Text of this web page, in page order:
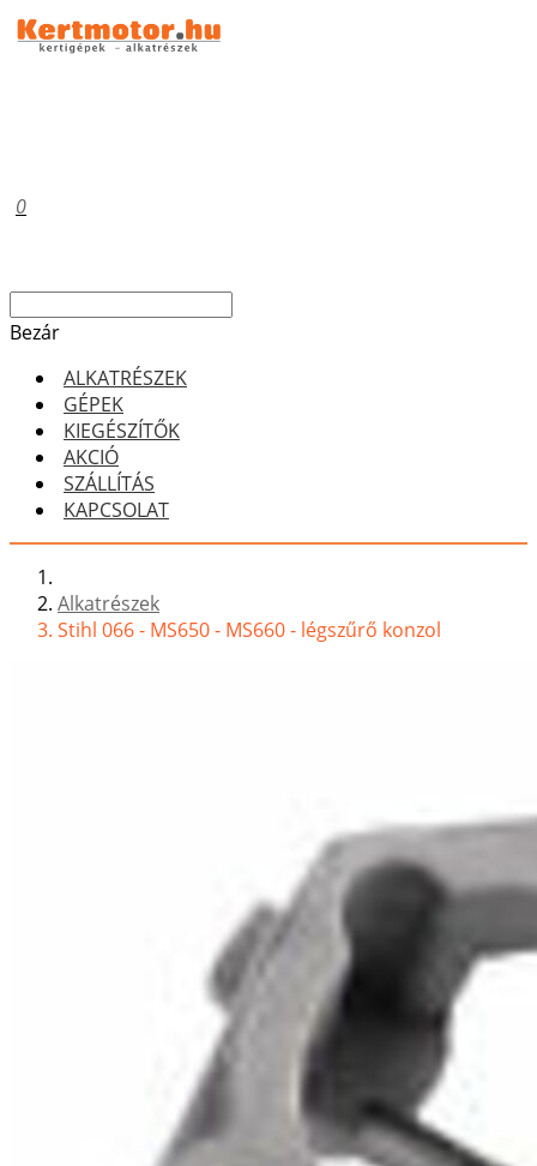
0
Bezár
ALKATRÉSZEK
GÉPEK
KIEGÉSZÍTŐK
AKCIÓ
SZÁLLÍTÁS
KAPCSOLAT
Alkatrészek
Stihl 066 - MS650 - MS660 - légszűrő konzol